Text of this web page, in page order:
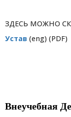
ЗДЕСЬ МОЖНО
Устав (eng) (PDF)
Внеучебная